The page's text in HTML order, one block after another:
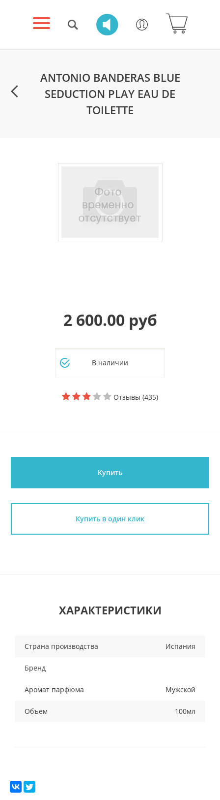
ANTONIO BANDERAS BLUE
SEDUCTION PLAY EAU DE
TOILETTE
2 600.00 руб
В наличии
Отзывы (435)
Купить
Купить в один клик
ХАРАКТЕРИСТИКИ
Страна производства Испания
Бренд
Аромат парфюма Мужской
Объем 100мл